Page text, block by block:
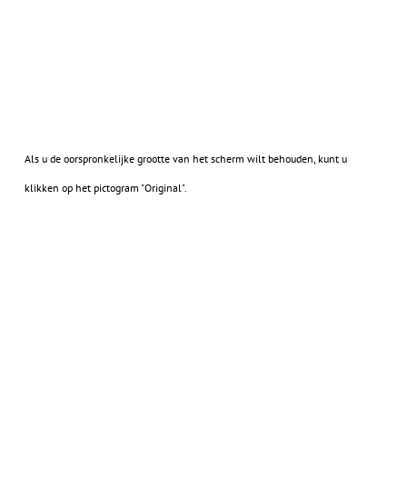
Als u de oorspronkelijke grootte van het scherm wilt behouden, kunt u
klikken op het pictogram "Original".